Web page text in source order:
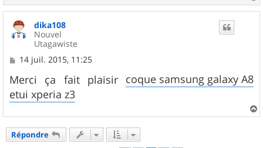
a
u
dika108
Nouvel
Utagawiste
M
s
s
a
g
e
14 juil. 2015, 11:25
Merci ça fait plaisir coque samsung galaxy A8
etui xperia z3
a
Répondre